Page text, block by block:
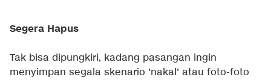
Segera Hapus
Tak bisa dipungkiri, kadang pasangan ingin
menyimpan segala skenario 'nakal' atau foto-foto